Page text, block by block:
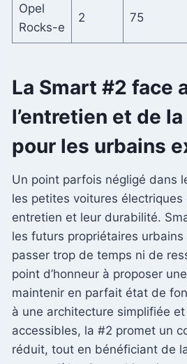
Opel
Rocks-e
2 75
La Smart #2 face
l’entretien et de
pour les urbains
Un point parfois négligé dans
les petites voitures électriques
entretien et leur durabilité.
les futurs propriétaires
passer trop de temps ni de
point d’honneur à proposer
maintenir en parfait état de
à une architecture simplifiée
accessibles, la #2 promet un
réduit, tout en bénéficiant de